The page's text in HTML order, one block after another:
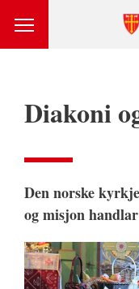
Diakoni
Den norske
og misjon